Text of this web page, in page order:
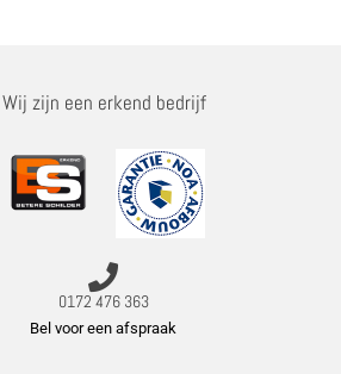
Wij zijn een erkend bedrijf
0172 476 363
Bel voor een afspraak